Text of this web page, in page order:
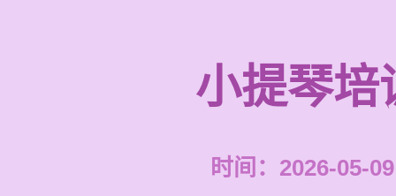
小提琴培
时间：2026-05-